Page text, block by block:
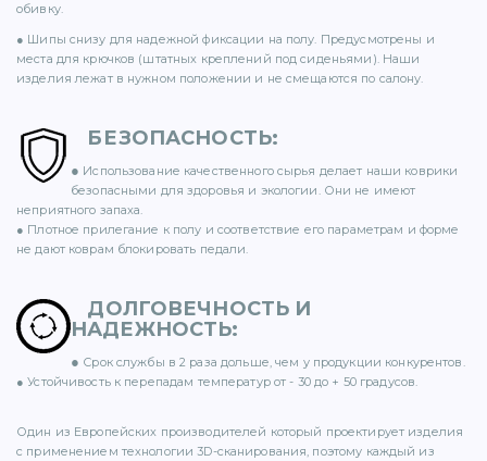
(15)
обивку.
● Шипы снизу для надежной фиксации на полу. Предусмотрены и
места для крючков (штатных креплений под сиденьями). Наши
изделия лежат в нужном положении и не смещаются по салону.
БЕЗОПАСНОСТЬ:
● Использование качественного сырья делает наши коврики
безопасными для здоровья и экологии. Они не имеют
неприятного запаха.
● Плотное прилегание к полу и соответствие его параметрам и форме
не дают коврам блокировать педали.
ДОЛГОВЕЧНОСТЬ И
НАДЕЖНОСТЬ:
● Срок службы в 2 раза дольше, чем у продукции конкурентов.
● Устойчивость к перепадам температур от - 30 до + 50 градусов.
Один из Европейских производителей который проектирует изделия
с применением технологии 3D-сканирования, поэтому каждый из